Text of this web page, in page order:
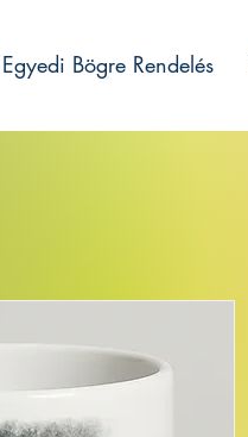
Egyedi Bögre Rendelés